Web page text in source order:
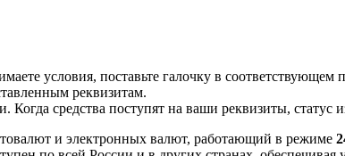
условия, поставьте галочку в соответствующем
реквизитам.
средства поступят на ваши реквизиты, статус
и электронных валют, работающий в режиме